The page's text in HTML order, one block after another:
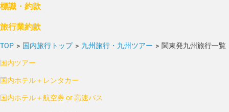
標識・約款
旅行業約款
TOP > 国内旅行トップ > 九州旅行・九州ツアー > 関東発九州旅行一覧
国内ツアー
国内ホテル＋レンタカー
国内ホテル＋航空券 or 高速バス